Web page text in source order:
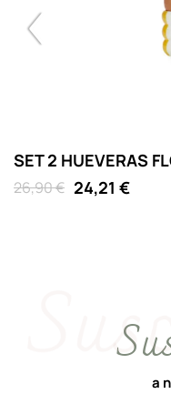
SET 2 HUEVERAS
26,90 € 24,21 €
a